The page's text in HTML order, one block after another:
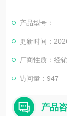
小,量程范围大,
靠性高,维护量
可靠性高,可在-
产品型号：
更新时间：
厂商性质：经
访问量：947
产品